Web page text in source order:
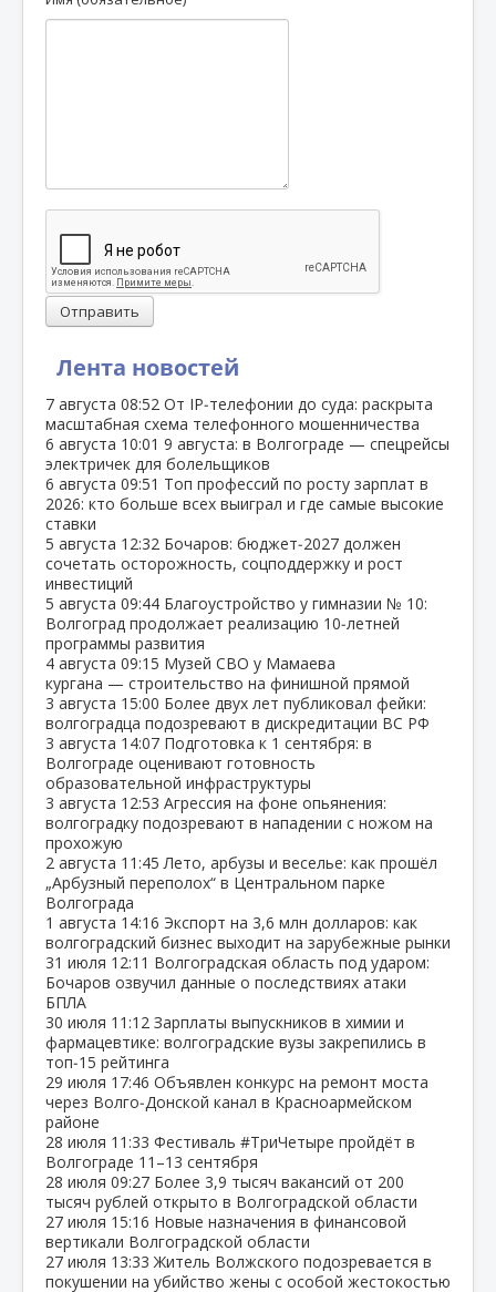
Лента новостей
7 августа 08:52 От IP‑телефонии до суда: раскрыта
масштабная схема телефонного мошенничества
6 августа 10:01 9 августа: в Волгограде — спецрейсы
электричек для болельщиков
6 августа 09:51 Топ профессий по росту зарплат в
2026: кто больше всех выиграл и где самые высокие
ставки
5 августа 12:32 Бочаров: бюджет‑2027 должен
сочетать осторожность, соцподдержку и рост
инвестиций
5 августа 09:44 Благоустройство у гимназии № 10:
Волгоград продолжает реализацию 10‑летней
программы развития
4 августа 09:15 Музей СВО у Мамаева
кургана — строительство на финишной прямой
3 августа 15:00 Более двух лет публиковал фейки:
волгоградца подозревают в дискредитации ВС РФ
3 августа 14:07 Подготовка к 1 сентября: в
Волгограде оценивают готовность
образовательной инфраструктуры
3 августа 12:53 Агрессия на фоне опьянения:
волгоградку подозревают в нападении с ножом на
прохожую
2 августа 11:45 Лето, арбузы и веселье: как прошёл
„Арбузный переполох“ в Центральном парке
Волгограда
1 августа 14:16 Экспорт на 3,6 млн долларов: как
волгоградский бизнес выходит на зарубежные рынки
31 июля 12:11 Волгоградская область под ударом:
Бочаров озвучил данные о последствиях атаки
БПЛА
30 июля 11:12 Зарплаты выпускников в химии и
фармацевтике: волгоградские вузы закрепились в
топ‑15 рейтинга
29 июля 17:46 Объявлен конкурс на ремонт моста
через Волго‑Донской канал в Красноармейском
районе
28 июля 11:33 Фестиваль #ТриЧетыре пройдёт в
Волгограде 11–13 сентября
28 июля 09:27 Более 3,9 тысяч вакансий от 200
тысяч рублей открыто в Волгоградской области
27 июля 15:16 Новые назначения в финансовой
вертикали Волгоградской области
27 июля 13:33 Житель Волжского подозревается в
покушении на убийство жены с особой жестокостью
Отправить